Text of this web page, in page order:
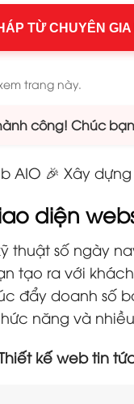
TỪ CHUYÊN GIA
trang này.
công! Chúc
AIO 🎉 Xây
diện
thuật số ngày
tạo ra với
đẩy doanh số
năng và
kế web tin